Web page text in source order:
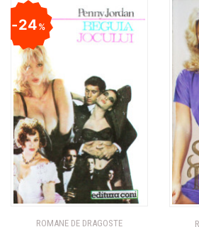
ROMANE DE DRAGOSTE
24%